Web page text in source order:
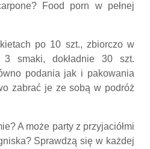
Food porn w pełnej
po 10 szt., zbiorczo w
3 smaki, dokładnie 30 szt.
podania jak i pakowania
zabrać je ze sobą w podróż
A może party z przyjaciółmi
Sprawdzą się w każdej